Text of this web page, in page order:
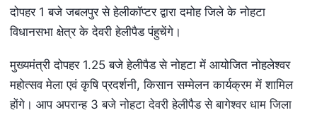
दोपहर 1 बजे जबलपुर से हेलीकॉप्टर द्वारा दमोह जिले के नोहटा
विधानसभा क्षेत्र के देवरी हेलीपैड पंहुचेंगे।
मुख्यमंत्री दोपहर 1.25 बजे हेलीपैड से नोहटा में आयोजित नोहलेश्वर
महोत्सव मेला एवं कृषि प्रदर्शनी, किसान सम्मेलन कार्यक्रम में शामिल
होंगे। आप अपरान्ह 3 बजे नोहटा देवरी हेलीपैड से बागेश्वर धाम जिला